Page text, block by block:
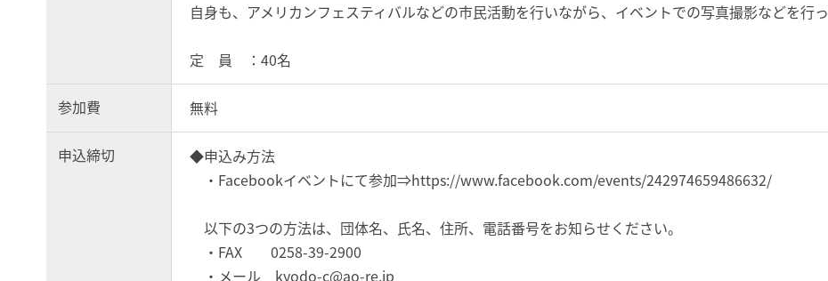
自身も、アメリカンフェスティバルなどの市民活動を行いながら、イベントでの写真撮影などを行っ
定 員 ：40名
参加費 無料
申込締切
◆申込み方法
・Facebookイベントにて参加⇒https://www.facebook.com/events/242974659486632/
以下の3つの方法は、団体名、氏名、住所、電話番号をお知らせください。
・FAX 0258-39-2900
・メール kyodo-c@ao-re.jp